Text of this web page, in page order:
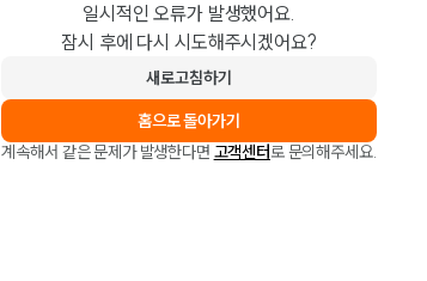
일시적인 오류가 발생했어요.
잠시 후에 다시 시도해주시겠어요?
새로고침하기
홈으로 돌아가기
계속해서 같은 문제가 발생한다면 고객센터로 문의해주세요.